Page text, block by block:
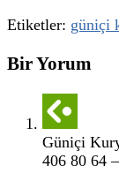
Etiketler: güniçi
Bir Yorum
Güniçi
406 80 64